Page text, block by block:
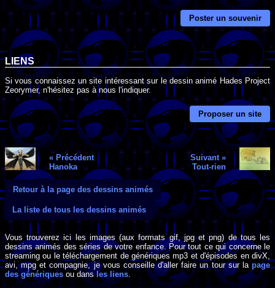
Poster un souvenir
LIENS
Si vous connaissez un site intéressant sur le dessin animé Hades Project
Zeorymer, n'hésitez pas à nous l'indiquer.
Proposer un site
« Précédent
Hanoka
Suivant »
Tout-rien
Retour à la page des dessins animés
La liste de tous les dessins animés
Vous trouverez ici les images (aux formats gif, jpg et png) de tous les
dessins animés des séries de votre enfance. Pour tout ce qui concerne le
streaming ou le téléchargement de génériques mp3 et d'épisodes en divX,
avi, mpg et compagnie, je vous conseille d'aller faire un tour sur la page
des génériques ou dansles liens.